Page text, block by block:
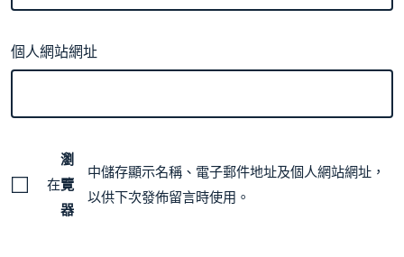
個人網站網址
在
瀏
覽
器
中儲存顯示名稱、電子郵件地址及個人網站網址，
以供下次發佈留言時使用。